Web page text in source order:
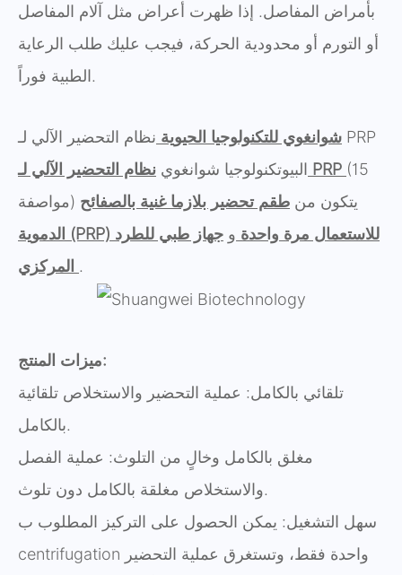
بأمراض المفاصل. إذا ظهرت أعراض مثل آلام المفاصل
أو التورم أو محدودية الحركة، فيجب عليك طلب الرعاية
الطبية فوراً.
شوانغوي للتكنولوجيا الحيوية نظام التحضير الآلي لـ PRP
البيوتكنولوجيا شوانغوي نظام التحضير الآلي لـ PRP (15
مواصفة) يتكون من طقم تحضير بلازما غنية بالصفائح
الدموية (PRP) للاستعمال مرة واحدة و جهاز طبي للطرد
.
ميزات المنتج:
تلقائي بالكامل: عملية التحضير والاستخلاص تلقائية
بالكامل.
مغلق بالكامل وخالٍ من التلوث: عملية الفصل
والاستخلاص مغلقة بالكامل دون تلوث.
سهل التشغيل: يمكن الحصول على التركيز المطلوب ب
centrifugation واحدة فقط، وتستغرق عملية التحضير